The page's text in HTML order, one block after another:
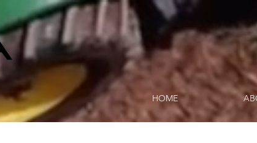
HOME